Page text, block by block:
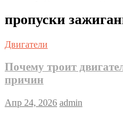
пропуски
Двигатели
Почему троит
причин
Апр 24, 2026 admin